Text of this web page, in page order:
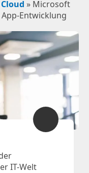
Cloud » Microsoft
Entwicklung
IT-Welt